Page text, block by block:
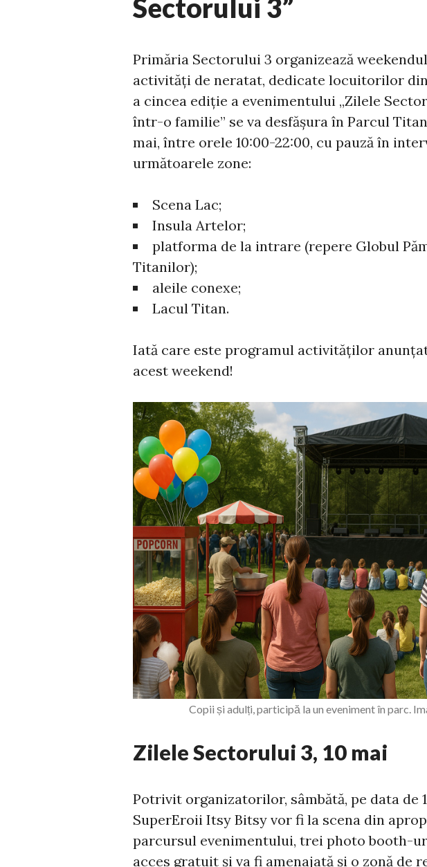
Sectorului 3”
Primăria Sectorului 3 organizează
activități de neratat, dedicate locuitorilor din
a cincea ediție a evenimentului „Zilele
într-o familie” se va desfășura în Parcul Titan
mai, între orele 10:00-22:00, cu pauză în
următoarele zone:
Scena Lac;
Insula Artelor;
platforma de la intrare (repere Globul
Titanilor);
aleile conexe;
Lacul Titan.
Iată care este programul activităților
acest weekend!
Copii și adulți, participă la un eveniment în parc.
Zilele Sectorului 3, 10 mai
Potrivit organizatorilor, sâmbătă, pe data de
SuperEroii Itsy Bitsy vor fi la scena din
parcursul evenimentului, trei photo booth-
acces gratuit și va fi amenajată și o zonă de